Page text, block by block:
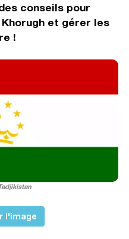
conseils pour
et gérer les
!
l'image